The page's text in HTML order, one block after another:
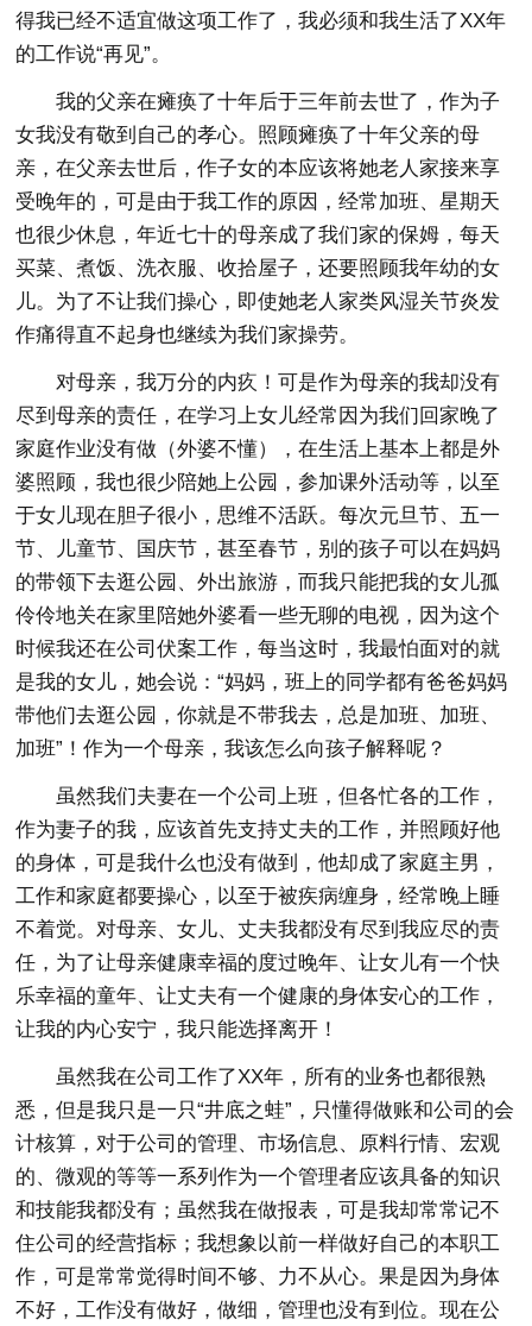
得我已经不适宜做这项工作了，我必须和我生活了XX年
的工作说“再见”。
我的父亲在瘫痪了十年后于三年前去世了，作为子
女我没有敬到自己的孝心。照顾瘫痪了十年父亲的母
亲，在父亲去世后，作子女的本应该将她老人家接来享
受晚年的，可是由于我工作的原因，经常加班、星期天
也很少休息，年近七十的母亲成了我们家的保姆，每天
买菜、煮饭、洗衣服、收拾屋子，还要照顾我年幼的女
儿。为了不让我们操心，即使她老人家类风湿关节炎发
作痛得直不起身也继续为我们家操劳。
对母亲，我万分的内疚！可是作为母亲的我却没有
尽到母亲的责任，在学习上女儿经常因为我们回家晚了
家庭作业没有做（外婆不懂），在生活上基本上都是外
婆照顾，我也很少陪她上公园，参加课外活动等，以至
于女儿现在胆子很小，思维不活跃。每次元旦节、五一
节、儿童节、国庆节，甚至春节，别的孩子可以在妈妈
的带领下去逛公园、外出旅游，而我只能把我的女儿孤
伶伶地关在家里陪她外婆看一些无聊的电视，因为这个
时候我还在公司伏案工作，每当这时，我最怕面对的就
是我的女儿，她会说：“妈妈，班上的同学都有爸爸妈妈
带他们去逛公园，你就是不带我去，总是加班、加班、
加班”！作为一个母亲，我该怎么向孩子解释呢？
虽然我们夫妻在一个公司上班，但各忙各的工作，
作为妻子的我，应该首先支持丈夫的工作，并照顾好他
的身体，可是我什么也没有做到，他却成了家庭主男，
工作和家庭都要操心，以至于被疾病缠身，经常晚上睡
不着觉。对母亲、女儿、丈夫我都没有尽到我应尽的责
任，为了让母亲健康幸福的度过晚年、让女儿有一个快
乐幸福的童年、让丈夫有一个健康的身体安心的工作，
让我的内心安宁，我只能选择离开！
虽然我在公司工作了XX年，所有的业务也都很熟
悉，但是我只是一只“井底之蛙”，只懂得做账和公司的会
计核算，对于公司的管理、市场信息、原料行情、宏观
的、微观的等等一系列作为一个管理者应该具备的知识
和技能我都没有；虽然我在做报表，可是我却常常记不
住公司的经营指标；我想象以前一样做好自己的本职工
作，可是常常觉得时间不够、力不从心。果是因为身体
不好，工作没有做好，做细，管理也没有到位。现在公